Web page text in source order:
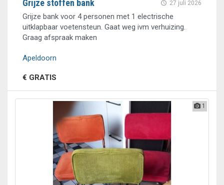
27 juli 2026
Grijze stoffen bank
Grijze bank voor 4 personen met 1 electrische
uitklapbaar voetensteun. Gaat weg ivm verhuizing.
Graag afspraak maken
Apeldoorn
€ GRATIS
1